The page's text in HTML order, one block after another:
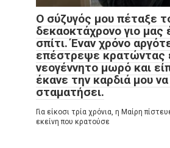
Ο σύζυγός μου πέταξε
δεκαοκτάχρονο γιο
σπίτι. Έναν χρόνο
επέστρεψε κρατώντας
νεογέννητο μωρό και
έκανε την καρδιά μου
σταματήσει.
Για είκοσι τρία χρόνια, η Μαίρη
εκείνη που κρατούσε